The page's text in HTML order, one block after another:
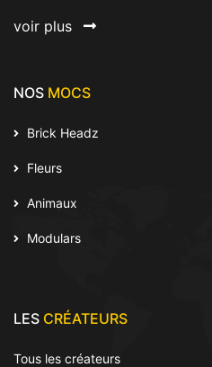
voir plus
NOS MOCS
Brick Headz
Fleurs
Animaux
Modulars
LES CRÉATEURS
Tous les créateurs